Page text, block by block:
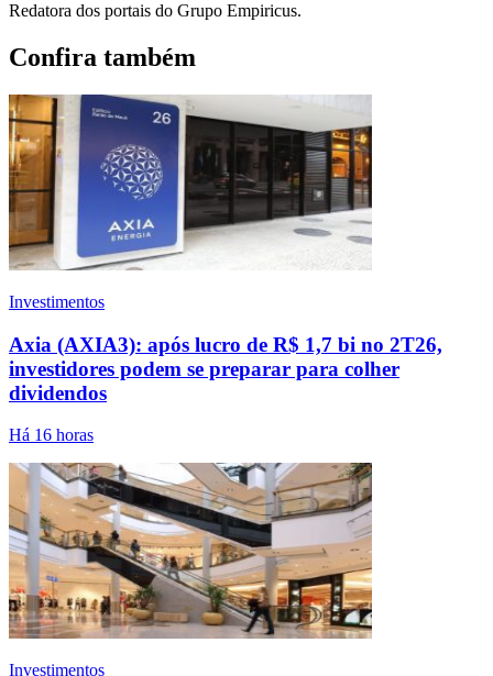
Redatora dos portais do Grupo Empiricus.
Confira também
Investimentos
Axia (AXIA3): após lucro de R$ 1,7 bi no 2T26,
investidores podem se preparar para colher
dividendos
Há 16 horas
Investimentos